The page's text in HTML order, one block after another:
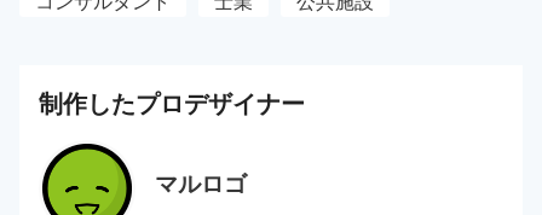
制作したプロデザイナー
マルロゴ